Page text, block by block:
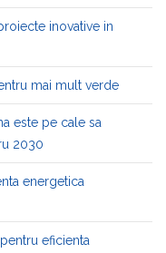
inovative in
mai mult verde
este pe cale sa
2030
energetica
eficienta